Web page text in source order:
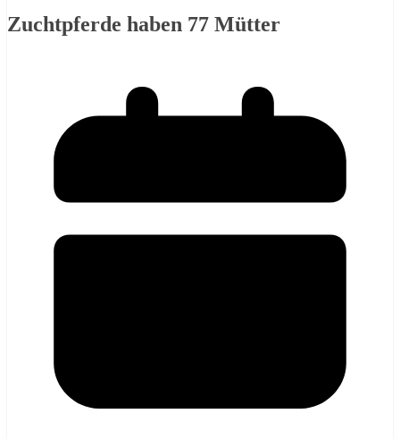
Zuchtpferde haben 77 Mütter